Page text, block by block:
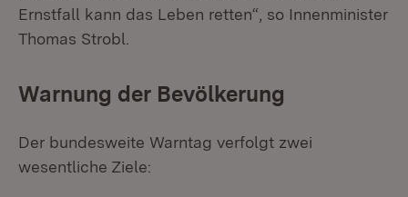
Ernstfall kann das Leben retten“, so Innenminister
Thomas Strobl.
Warnung der Bevölkerung
Der bundesweite Warntag verfolgt zwei
wesentliche Ziele: